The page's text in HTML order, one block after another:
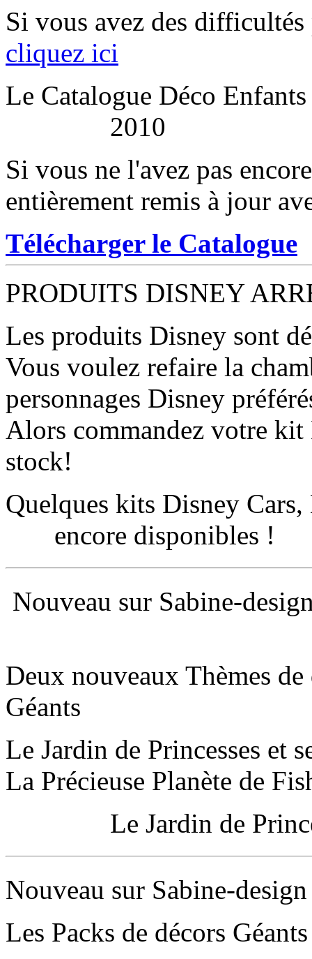
Si vous avez des
cliquez ici
Le Catalogue Déco Enfants
2010
Si vous ne l'avez pas
entièrement remis à jour
Télécharger le Catalogue
PRODUITS DISNEY
Les produits Disney sont
Vous voulez refaire la
personnages Disney
Alors commandez votre
stock!
Quelques kits Disney Cars,
encore disponibles !
Nouveau sur Sabine-
Deux nouveaux Thèmes
Géants
Le Jardin de Princesses et
La Précieuse Planète de
Le Jardin de
Nouveau sur Sabine-design
Les Packs de décors Géants